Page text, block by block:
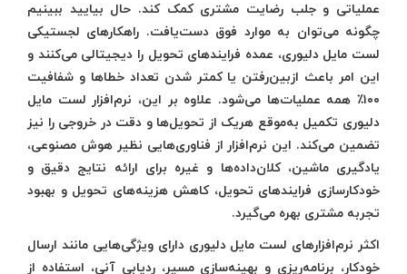
عملیاتی و جلب رضایت مشتری کمک کند. حال بیایید ببینیم
چگونه می‌توان به موارد فوق دست‌یافت. راهکار‌های لجستیکی
لست مایل دلیوری، عمده فرایندهای تحویل را دیجیتالی می‌کنند و
این امر باعث ازبین‌رفتن یا کمتر شدن تعداد خطاها و شفافیت
۱۰۰٪ همه عملیات‌ها می‌شود. علاوه بر این، نرم‌افزار لست مایل
دلیوری تکمیل به‌موقع هریک از تحویل‌ها و دقت در خروجی را نیز
تضمین می‌کند. این نرم‌افزار از فناوری‌هایی نظیر هوش مصنوعی،
یادگیری ماشین، کلان‌داده‌ها و غیره برای ارائه نتایج دقیق و
خودکارسازی فرایندهای تحویل، کاهش هزینه‌های تحویل و بهبود
تجربه مشتری بهره می‌گیرد.
اکثر نرم‌افزارهای لست مایل دلیوری دارای ویژگی‌هایی مانند ارسال
خودکار، برنامه‌ریزی و بهینه‌سازی مسیر، ردیابی آنی، استفاده از